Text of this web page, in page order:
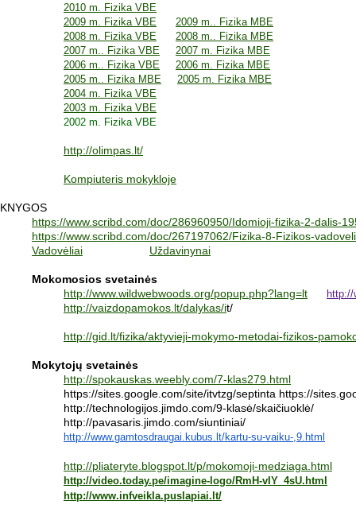
2010 m. Fizika VBE
2009 m. Fizika VBE
2009 m.. Fizika MBE
2008 m. Fizika VBE
2008 m.. Fizika MBE
2007 m.. Fizika VBE
2007 m. Fizika MBE
2006 m.. Fizika VBE
2006 m. Fizika MBE
2005 m.. Fizika MBE
2005 m. Fizika MBE
2004 m. Fizika VBE
2003 m. Fizika VBE
2002 m. Fizika VBE
http://olimpas.lt/
Kompiuteris mokykloje
KNYGOS
https://www.scribd.com/doc/286960950/Idomioji-fizika-2-dalis-
https://www.scribd.com/doc/267197062/Fizika-8-Fizikos-
Vadovėliai
Uždavinynai
Mokomosios svetainės
http://www.wildwebwoods.org/popup.php?lang=lt
http://
http://vaizdopamokos.lt/dalykas/it/
http://gid.lt/fizika/aktyvieji-mokymo-metodai-fizikos-
Mokytojų svetainės
http://spokauskas.weebly.com/7-klas279.html
https://sites.google.com/site/itvtzg/septinta https://
http://technologijos.jimdo.com/9-klasė/skaičiuoklė/
http://pavasaris.jimdo.com/siuntiniai/
http://www.gamtosdraugai. kubus.lt/kartu-su-vaiku-,9. html
http://pliateryte.blogspot.lt/p/mokomoji-medziaga.html
http://video.today.pe/imagine-logo/RmH-vIY_4sU.html
http://www.infveikla.puslapiai.lt/